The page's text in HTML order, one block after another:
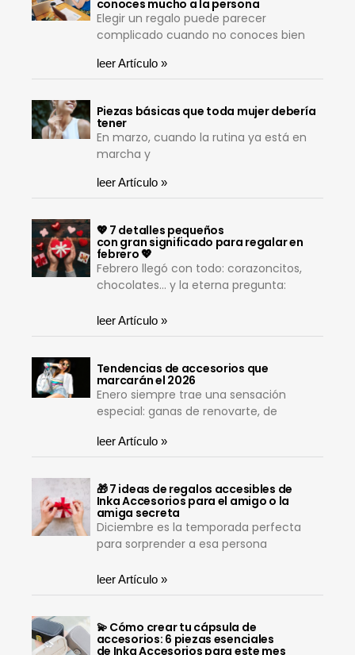
conoces mucho a la persona
Elegir un regalo puede parecer
complicado cuando no conoces bien
leer Artículo »
Piezas básicas que toda mujer debería
tener
En marzo, cuando la rutina ya está en
marcha y
leer Artículo »
💖 7 detalles pequeños
con gran significado para regalar en
febrero 💖
Febrero llegó con todo: corazoncitos,
chocolates… y la eterna pregunta:
leer Artículo »
Tendencias de accesorios que
marcarán el 2026
Enero siempre trae una sensación
especial: ganas de renovarte, de
leer Artículo »
🎁 7 ideas de regalos accesibles de
Inka Accesorios para el amigo o la
amiga secreta
Diciembre es la temporada perfecta
para sorprender a esa persona
leer Artículo »
💫 Cómo crear tu cápsula de
accesorios: 6 piezas esenciales
de Inka Accesorios para este mes